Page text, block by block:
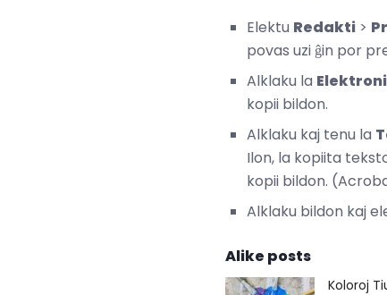
Elektu Redakti >
povas uzi ĝin por
Alklaku la
kopii bildon.
Alklaku kaj tenu la
Ilon, la kopiita
kopii bildon.
Alklaku bildon kaj
Alike posts
Koloroj